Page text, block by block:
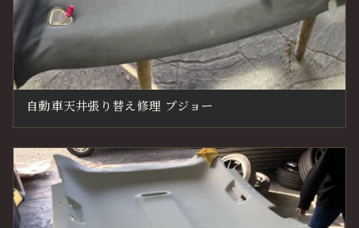
自動車天井張り替え修理 プジョー